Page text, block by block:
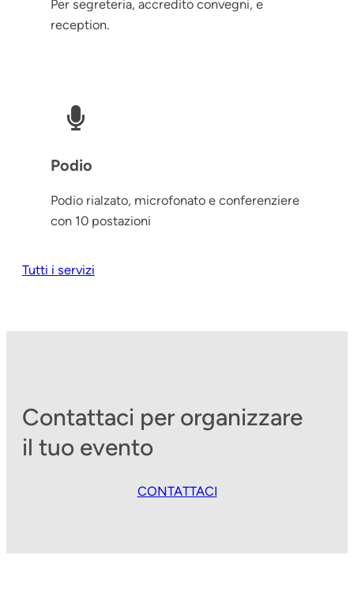
Per segreteria, accredito convegni, e
reception.
Podio
Podio rialzato, microfonato e conferenziere
con 10 postazioni
Tutti i servizi
Contattaci per organizzare
il tuo evento
CONTATTACI